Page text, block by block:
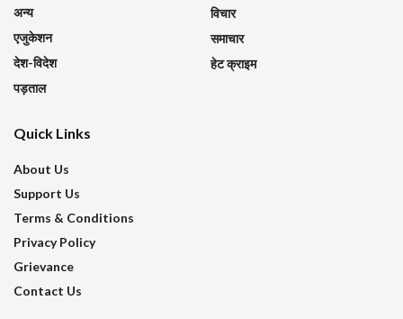
अन्य
एजुकेशन
देश-विदेश
पड़ताल
विचार
समाचार
हेट क्राइम
Quick Links
About Us
Support Us
Terms & Conditions
Privacy Policy
Grievance
Contact Us